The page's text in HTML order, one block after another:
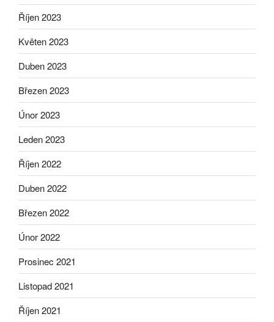
Říjen 2023
Květen 2023
Duben 2023
Březen 2023
Únor 2023
Leden 2023
Říjen 2022
Duben 2022
Březen 2022
Únor 2022
Prosinec 2021
Listopad 2021
Říjen 2021